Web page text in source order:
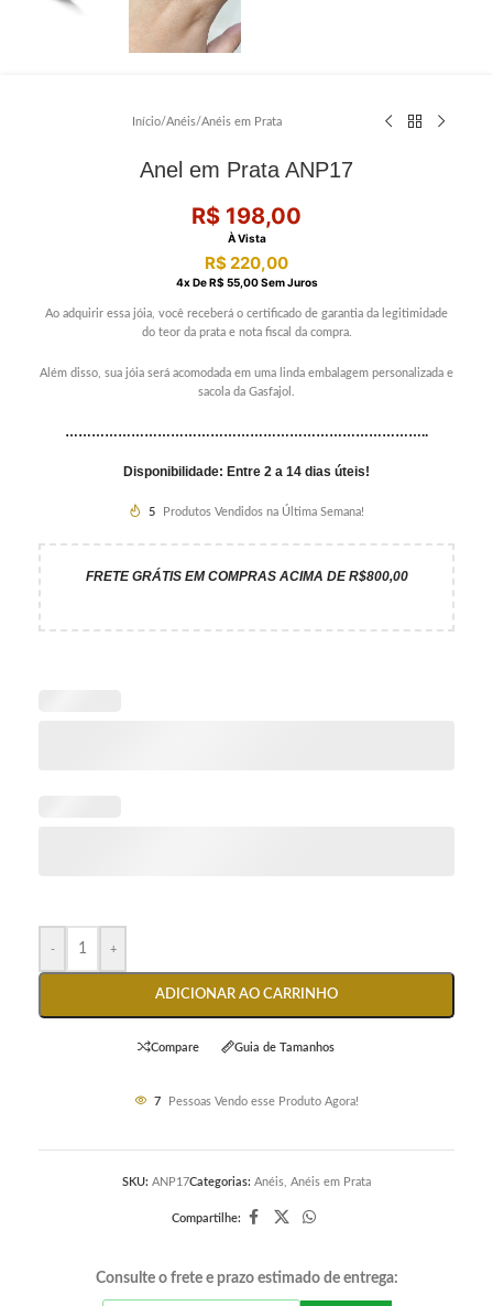
Início/Anéis/Anéis em Prata
Anel em Prata ANP17
R$ 198,00
À Vista
R$220,00
4X DeR$ 55,00Sem Juros
Ao adquirir essa jóia, você receberá o certificado de garantia da legitimidade
do teor da prata e nota fiscal da compra.
Além disso, sua jóia será acomodada em uma linda embalagem personalizada e
sacola da Gasfajol.
………………………………………………………………………..
Disponibilidade: Entre 2 a 14 dias úteis!
5 Produtos Vendidos na Última Semana!
FRETE GRÁTIS EM COMPRAS ACIMA DE R$800,00
- +
ADICIONAR AO CARRINHO
Compare Guia de Tamanhos
7 Pessoas Vendo esse Produto Agora!
SKU: ANP17Categorias: Anéis Anéis em Prata
Compartilhe:
Consulte o frete e prazo estimado de entrega: